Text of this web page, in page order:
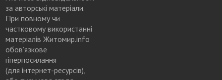
за авторські матеріали.
При повному чи
частковому використанні
матеріалів Житомир.info
обов’язкове
гіперпосилання
(для інтернет-ресурсів),